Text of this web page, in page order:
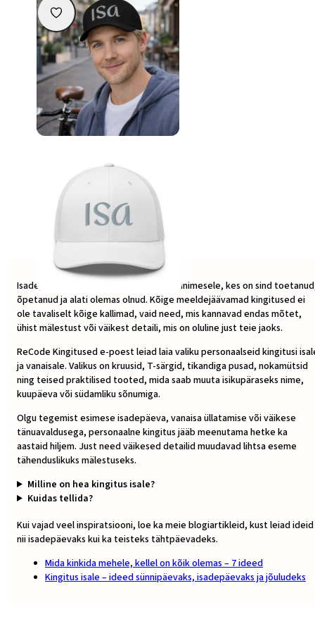
Isadepäev on hea võimalus öelda aitäh inimesele, kes on sind
õpetanud ja alati olemas olnud. Kõige meeldejäävamad kingitused ei
ole tavaliselt kõige kallimad, vaid need, mis kannavad endas mõtet,
ühist mälestust või väikest detaili, mis on oluline just teie jaoks.
ReCode Kingitused e-poest leiad laia valiku personaalseid kingitusi
ja vanaisale. Valikus on kruusid, T-särgid, tikandiga pusad, nokamütsid
ning teised praktilised tooted, mida saab muuta isikupäraseks nime,
kuupäeva või südamliku sõnumiga.
Olgu tegemist esimese isadepäeva, vanaisa üllatamise või väikese
tänuavaldusega, personaalne kingitus jääb meenutama hetke ka
aastaid hiljem. Just need väikesed detailid muudavad lihtsa eseme
tähenduslikuks mälestuseks.
Milline on hea kingitus isale?
Kuidas tellida?
Kui vajad veel inspiratsiooni, loe ka meie blogiartikleid, kust leiad ideid
nii isadepäevaks kui ka teisteks tähtpäevadeks.
Mida kinkida mehele, kellel on kõik olemas – 7 ideed
Kingitus isale – ideed sünnipäevaks, isadepäevaks ja jõuludeks
34,90€
Vali
Vali
Sellel
on
varianti.
Valikud
valida
tootelehel